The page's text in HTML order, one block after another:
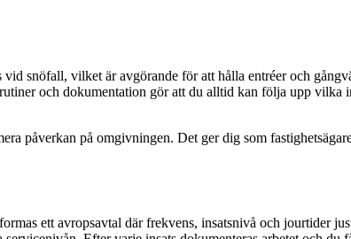
snöfall, vilket är avgörande för att hålla entréer och
och dokumentation gör att du alltid kan följa upp vilka
påverkan på omgivningen. Det ger dig som
ett avropsavtal där frekvens, insatsnivå och jourtider